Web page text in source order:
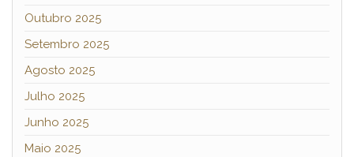
Outubro 2025
Setembro 2025
Agosto 2025
Julho 2025
Junho 2025
Maio 2025